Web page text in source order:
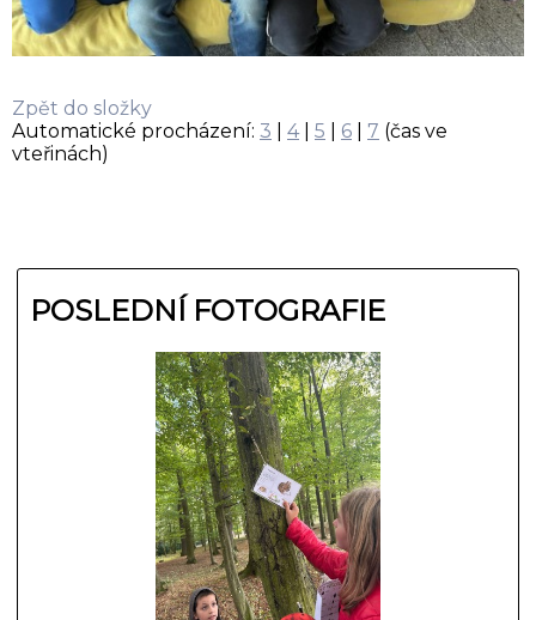
Zpět do složky
Automatické procházení: 3 4| 5 6 7 (čas ve
vteřinách)
POSLEDNÍ FOTOGRAFIE